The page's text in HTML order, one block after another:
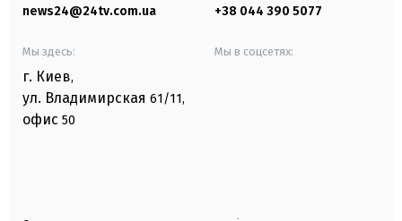
news24@24tv.com.ua +38 044 390 5077
Мы здесь:
г. Киев,
ул. Владимирская 61/11,
офис 50
Мы в соцсетях: